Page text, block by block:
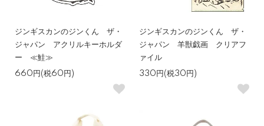
ジンギスカンのジンくん ザ・
ジャパン アクリルキーホルダ
ー ≪鮭≫
660円(税60円)
ジンギスカンのジンくん ザ・
ジャパン 羊獣戯画 クリアフ
ァイル
330円(税30円)